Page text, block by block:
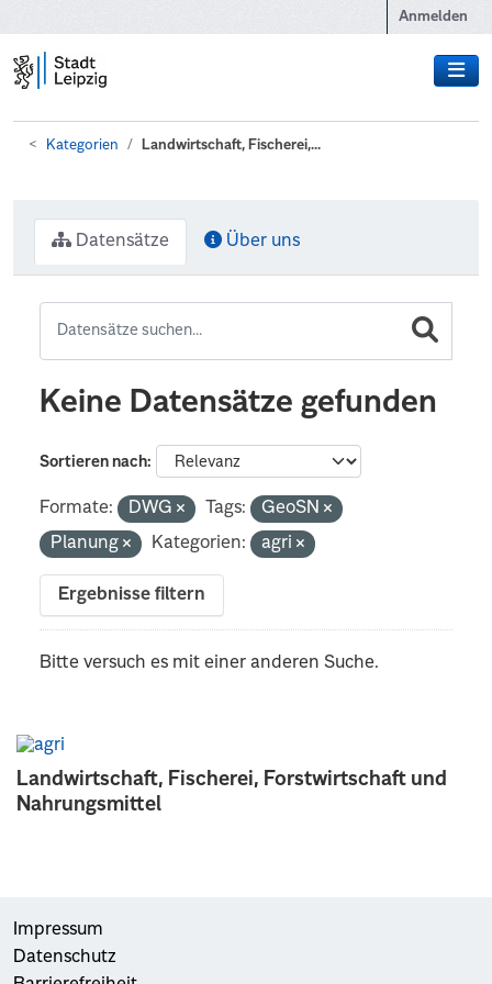
Anmelden
Kategorien Landwirtschaft, Fischerei,...
Landwirtschaft, Fischerei, Forstwirtschaft und
Nahrungsmittel
Datensätze Über uns
Keine Datensätze gefunden
Sortieren nach
Formate: DWG Tags:
GeoSN
Planung
Kategorien: agri
Ergebnisse filtern
Bitte versuch es mit einer anderen Suche.
Impressum
Datenschutz